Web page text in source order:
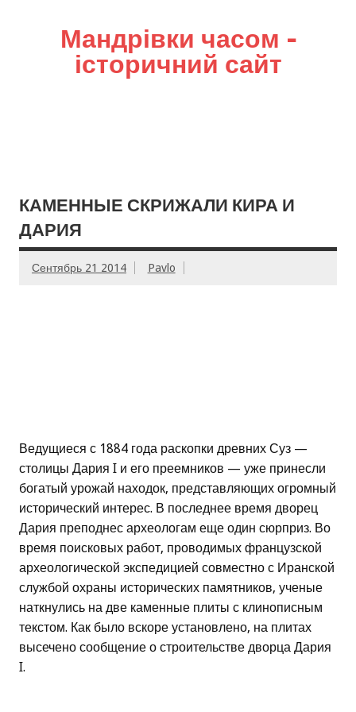
Мандрівки часом –
історичний сайт
КАМЕННЫЕ СКРИЖАЛИ КИРА И
ДАРИЯ
Сентябрь 21 2014 Pavlo
Ведущиеся с 1884 года раскопки древних Суз —
столицы Дария I и его преемников — уже принесли
богатый урожай находок, представляющих огромный
исторический интерес. В последнее время дворец
Дария преподнес археологам еще один сюрприз. Во
время поисковых работ, проводимых французской
археологической экспедицией совместно с Иранской
службой охраны исторических памятников, ученые
наткнулись на две каменные плиты с клинописным
текстом. Как было вскоре установлено, на плитах
высечено сообщение о строительстве дворца Дария
I.